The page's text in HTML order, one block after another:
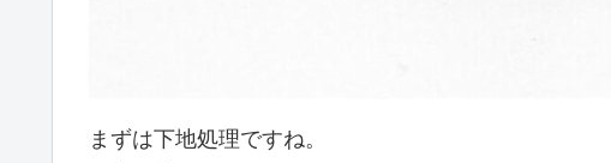
まずは下地処理ですね。